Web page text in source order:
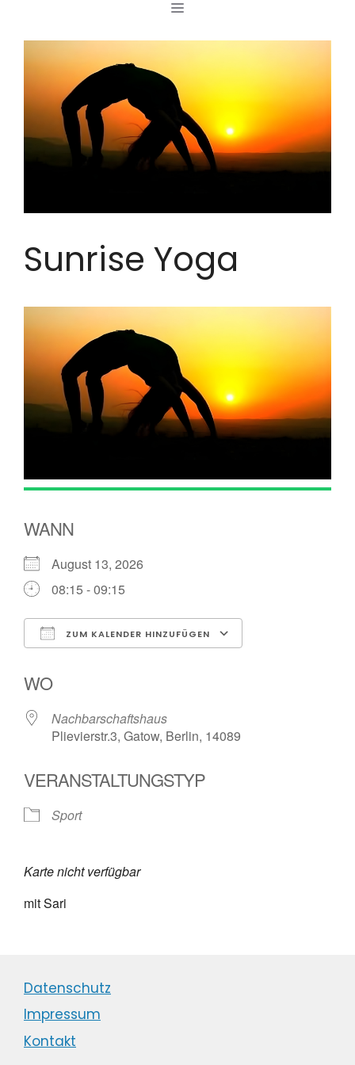
MENÜ
Sunrise Yoga
WANN
August 13, 2026
08:15 - 09:15
ZUM KALENDER HINZUFÜGEN
WO
Nachbarschaftshaus
Plievierstr.3, Gatow, Berlin, 14089
VERANSTALTUNGSTYP
Sport
Karte nicht verfügbar
mit Sari
Datenschutz
Impressum
Kontakt